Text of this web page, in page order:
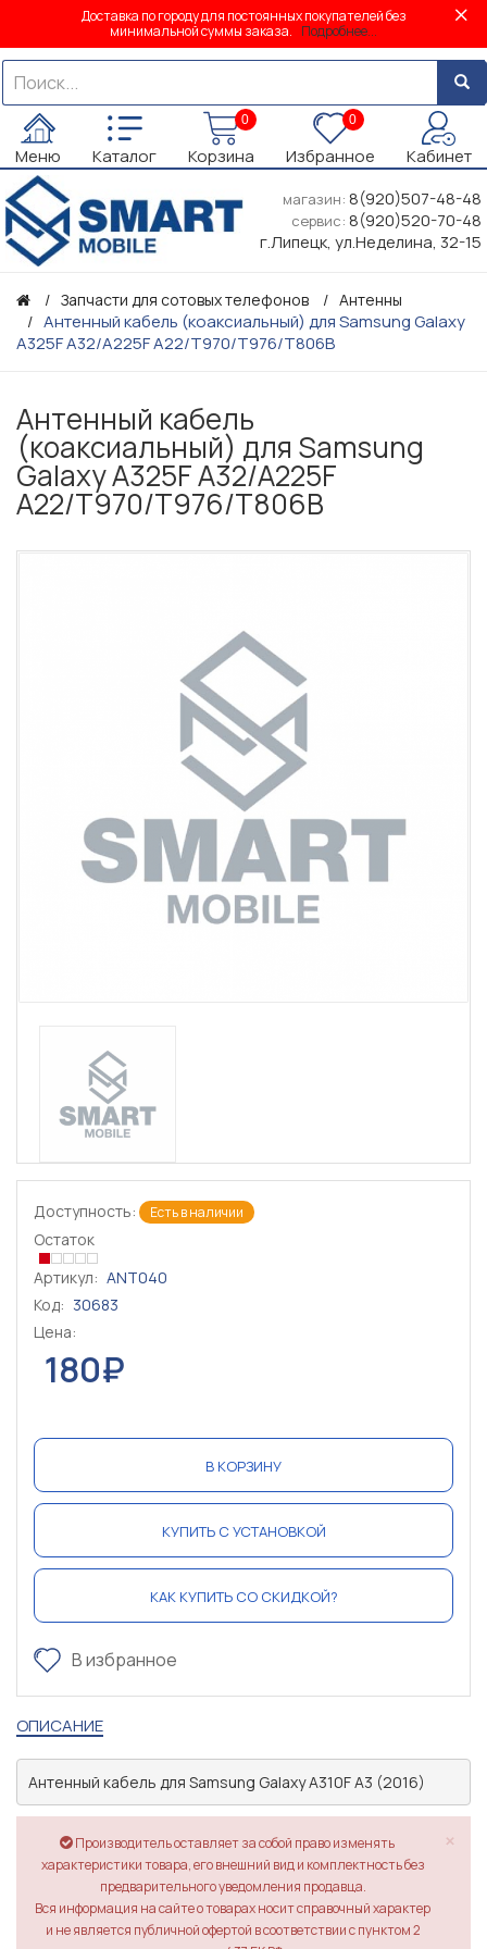
Доставка по городу для постоянных покупателей без
минимальной суммы заказа. Подробнее...
Меню Каталог
0
Корзина
0
Избранное Кабинет
магазин: 8(920)507-48-48
сервис: 8(920)520-70-48
г.Липецк, ул.Неделина, 32-15
Запчасти для сотовых телефонов Антенны
Антенный кабель (коаксиальный) для Samsung Galaxy
A325F A32/A225F A22/T970/T976/T806B
Антенный кабель
(коаксиальный) для Samsung
Galaxy A325F A32/A225F
A22/T970/T976/T806B
Доступность: Есть в наличии
Остаток
Артикул: ANT040
Код: 30683
Цена:
180₽
В КОРЗИНУ
КУПИТЬ С УСТАНОВКОЙ
КАК КУПИТЬ СО СКИДКОЙ?
В избранное
ОПИСАНИЕ
Антенный кабель для Samsung Galaxy A310F A3 (2016)
×
Производитель оставляет за собой право изменять
характеристики товара, его внешний вид и комплектность без
предварительного уведомления продавца.
Вся информация на сайте о товарах носит справочный характер
и не является публичной офертой в соответствии с пунктом 2